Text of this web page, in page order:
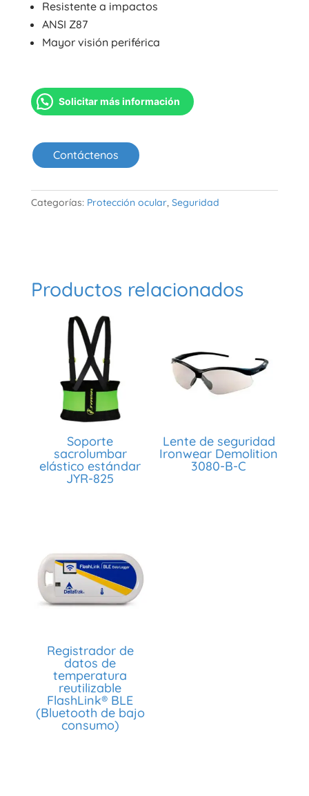
Resistente a impactos
ANSI Z87
Mayor visión periférica
Solicitar más información
Contáctenos
Categorías: Protección ocular, Seguridad
Productos relacionados
Soporte
sacrolumbar
elástico estándar
JYR-825
Lente de seguridad
Ironwear Demolition
3080-B-C
Registrador de
datos de
temperatura
reutilizable
FlashLink® BLE
(Bluetooth de bajo
consumo)